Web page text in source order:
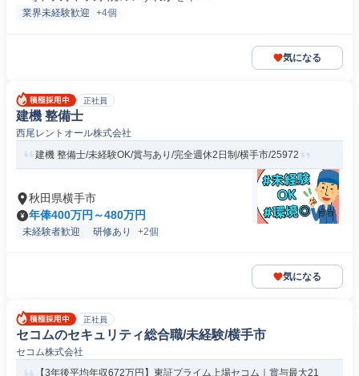
業界未経験歓迎 +4個
気になる
正社員
建機 整備士
西尾レントオール株式会社
建機 整備士/未経験OK/賞与あり/完全週休2日制/横手市/25972
秋田県横手市
年俸400万円～480万円
未経験者歓迎 研修あり +2個
気になる
正社員
セコムのセキュリティ総合職/未経験/横手市
セコム株式会社
【3年後平均年収672万円】東証プライム上場セコム｜賞与最大21